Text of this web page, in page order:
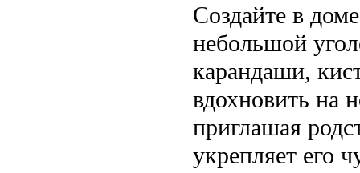
Создайте в
небольшой
карандаши,
вдохновить на
приглашая
укрепляет его